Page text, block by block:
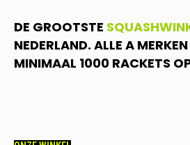
DE GROOTSTE
NEDERLAND. ALLE A
MINIMAAL 1000 RACKETS